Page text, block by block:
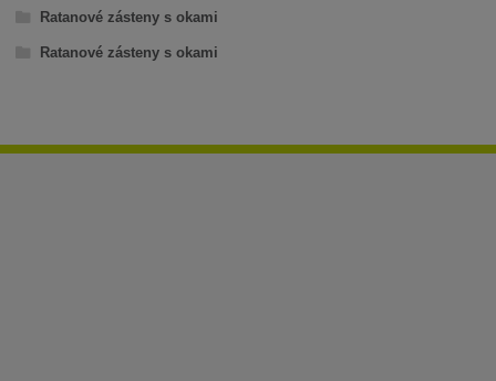
Ratanové zásteny s okami
Ratanové zásteny s okami